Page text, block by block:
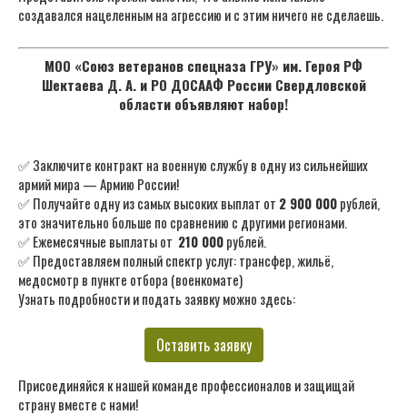
создавался нацеленным на агрессию и с этим ничего не сделаешь.
МОО «Союз ветеранов спецназа ГРУ» им. Героя РФ
Шектаева Д. А. и РО ДОСААФ России Свердловской
области объявляют набор!
✅ Заключите контракт на военную службу в одну из сильнейших
армий мира — Армию России!
✅ Получайте одну из самых высоких выплат от 2 900 000рублей,
это значительно больше по сравнению с другими регионами.
✅ Ежемесячные выплаты от 210 000рублей.
✅ Предоставляем полный спектр услуг: трансфер, жильё,
медосмотр в пункте отбора (военкомате)
Узнать подробности и подать заявку можно здесь:
Оставить заявку
Присоединяйся к нашей команде профессионалов и защищай
страну вместе с нами!